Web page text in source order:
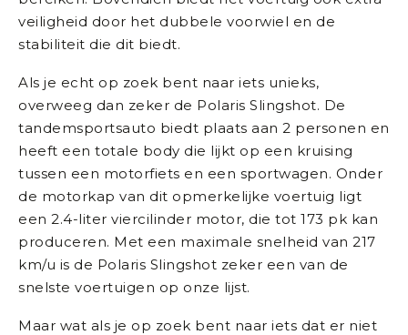
veiligheid door het dubbele voorwiel en de
stabiliteit die dit biedt.
Als je echt op zoek bent naar iets unieks,
overweeg dan zeker de Polaris Slingshot. De
tandemsportsauto biedt plaats aan 2 personen en
heeft een totale body die lijkt op een kruising
tussen een motorfiets en een sportwagen. Onder
de motorkap van dit opmerkelijke voertuig ligt
een 2.4-liter viercilinder motor, die tot 173 pk kan
produceren. Met een maximale snelheid van 217
km/u is de Polaris Slingshot zeker een van de
snelste voertuigen op onze lijst.
Maar wat als je op zoek bent naar iets dat er niet